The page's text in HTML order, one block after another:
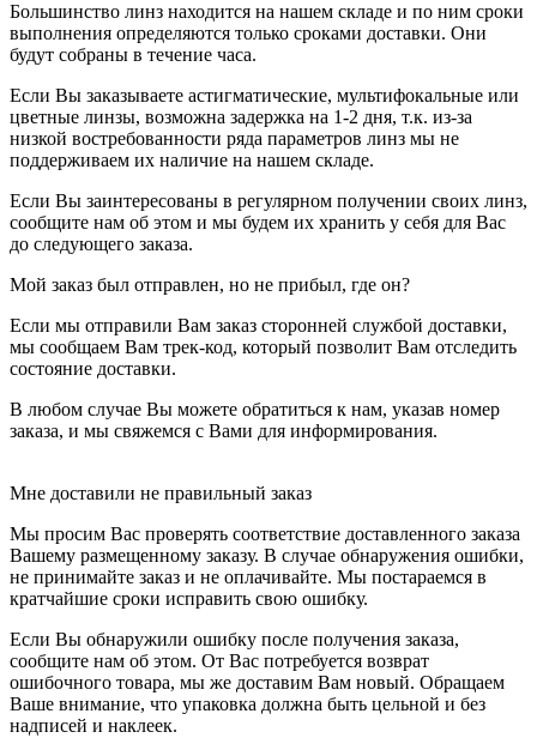
Большинство линз находится на нашем складе и по ним сроки
выполнения определяются только сроками доставки. Они
будут собраны в течение часа.
Если Вы заказываете астигматические, мультифокальные или
цветные линзы, возможна задержка на 1-2 дня, т.к. из-за
низкой востребованности ряда параметров линз мы не
поддерживаем их наличие на нашем складе.
Если Вы заинтересованы в регулярном получении своих линз,
сообщите нам об этом и мы будем их хранить у себя для Вас
до следующего заказа.
Мой заказ был отправлен, но не прибыл, где он?
Если мы отправили Вам заказ сторонней службой доставки,
мы сообщаем Вам трек-код, который позволит Вам отследить
состояние доставки.
В любом случае Вы можете обратиться к нам, указав номер
заказа, и мы свяжемся с Вами для информирования.
Мне доставили не правильный заказ
Мы просим Вас проверять соответствие доставленного заказа
Вашему размещенному заказу. В случае обнаружения ошибки,
не принимайте заказ и не оплачивайте. Мы постараемся в
кратчайшие сроки исправить свою ошибку.
Если Вы обнаружили ошибку после получения заказа,
сообщите нам об этом. От Вас потребуется возврат
ошибочного товара, мы же доставим Вам новый. Обращаем
Ваше внимание, что упаковка должна быть цельной и без
надписей и наклеек.